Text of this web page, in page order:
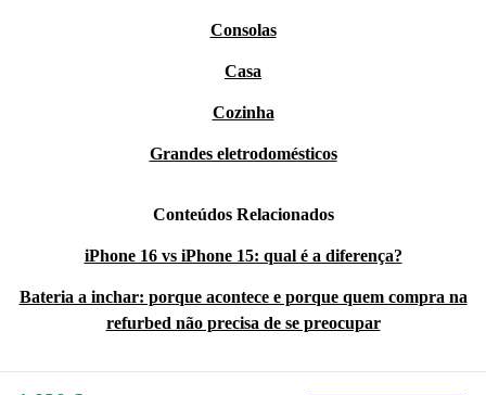
Consolas
Casa
Cozinha
Grandes eletrodomésticos
Conteúdos Relacionados
iPhone 16 vs iPhone 15: qual é a diferença?
Bateria a inchar: porque acontece e porque quem compra na
refurbed não precisa de se preocupar